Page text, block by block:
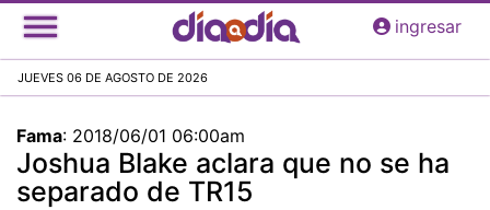
Pasar
al
principal
ingresar
JUEVES 06 DE AGOSTO DE 2026
Fama: 2018/06/01 06:00am
Joshua Blake aclara que no se ha
separado de TR15